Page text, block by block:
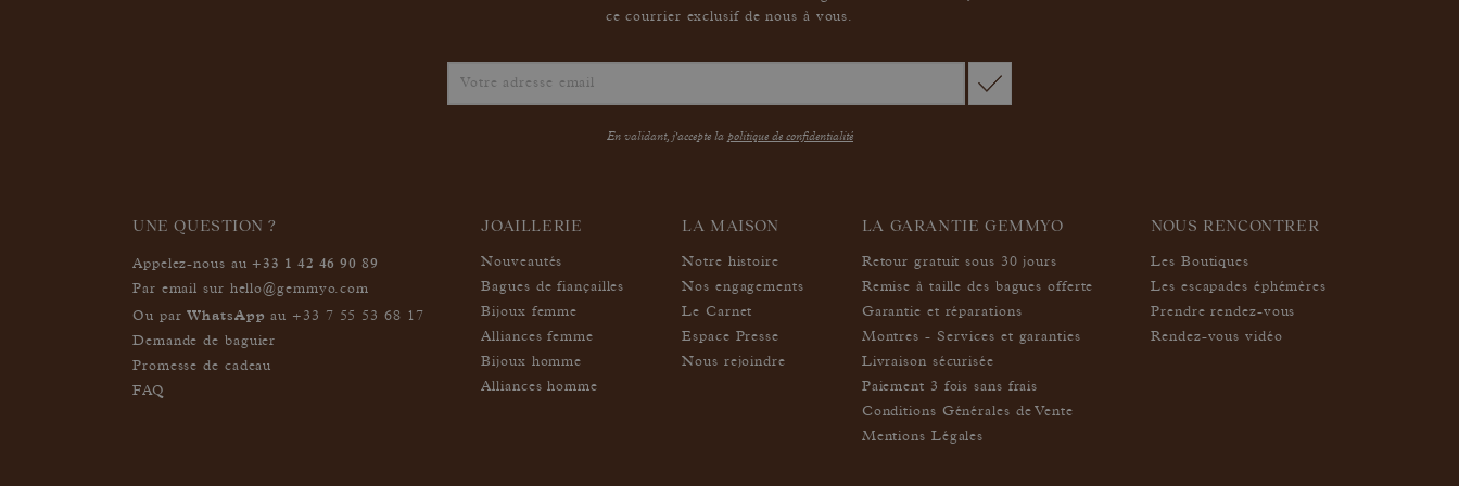
ce courrier exclusif de nous à vous.
En validant, j'accepte la politique de confidentialité
UNE QUESTION ?
Appelez-nous au +33 1 42 46 90 89
Par email sur hello@gemmyo.com
Ou par WhatsApp au +33 7 55 53 68 17
Demande de baguier
Promesse de cadeau
FAQ
JOAILLERIE
Nouveautés
Bagues de fiançailles
Bijoux femme
Alliances femme
Bijoux homme
Alliances homme
LA MAISON
Notre histoire
Nos engagements
Le Carnet
Espace Presse
Nous rejoindre
LA GARANTIE GEMMYO
Retour gratuit sous 30 jours
Remise à taille des bagues offerte
Garantie et réparations
Montres - Services et garanties
Livraison sécurisée
Paiement 3 fois sans frais
Conditions Générales de Vente
Mentions Légales
NOUS RENCONTRER
Les Boutiques
Les escapades éphémères
Prendre rendez-vous
Rendez-vous vidéo